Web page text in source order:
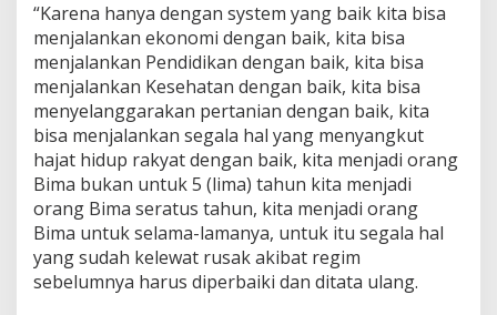
“Karena hanya dengan system yang baik kita bisa
menjalankan ekonomi dengan baik, kita bisa
menjalankan Pendidikan dengan baik, kita bisa
menjalankan Kesehatan dengan baik, kita bisa
menyelanggarakan pertanian dengan baik, kita
bisa menjalankan segala hal yang menyangkut
hajat hidup rakyat dengan baik, kita menjadi orang
Bima bukan untuk 5 (lima) tahun kita menjadi
orang Bima seratus tahun, kita menjadi orang
Bima untuk selama-lamanya, untuk itu segala hal
yang sudah kelewat rusak akibat regim
sebelumnya harus diperbaiki dan ditata ulang.